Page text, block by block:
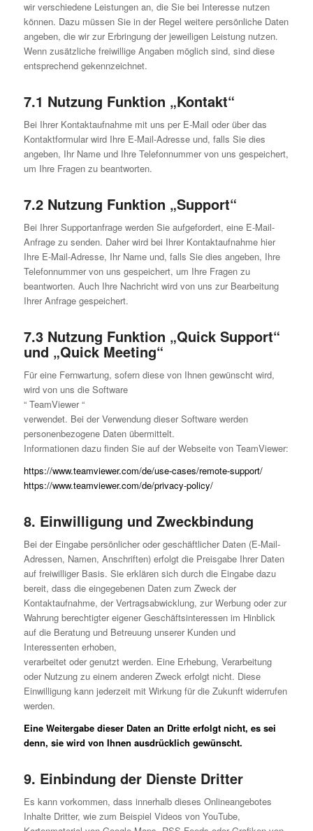
wir verschiedene Leistungen an, die Sie bei Interesse nutzen
können. Dazu müssen Sie in der Regel weitere persönliche Daten
angeben, die wir zur Erbringung der jeweiligen Leistung nutzen.
Wenn zusätzliche freiwillige Angaben möglich sind, sind diese
entsprechend gekennzeichnet.
7.1 Nutzung Funktion „Kontakt“
Bei Ihrer Kontaktaufnahme mit uns per E-Mail oder über das
Kontaktformular wird Ihre E-Mail-Adresse und, falls Sie dies
angeben, Ihr Name und Ihre Telefonnummer von uns gespeichert,
um Ihre Fragen zu beantworten.
7.2 Nutzung Funktion „Support“
Bei Ihrer Supportanfrage werden Sie aufgefordert, eine E-Mail-
Anfrage zu senden. Daher wird bei Ihrer Kontaktaufnahme hier
Ihre E-Mail-Adresse, Ihr Name und, falls Sie dies angeben, Ihre
Telefonnummer von uns gespeichert, um Ihre Fragen zu
beantworten. Auch Ihre Nachricht wird von uns zur Bearbeitung
Ihrer Anfrage gespeichert.
7.3 Nutzung Funktion „Quick Support“
und „Quick Meeting“
Für eine Fernwartung, sofern diese von Ihnen gewünscht wird,
wird von uns die Software
“ TeamViewer “
verwendet. Bei der Verwendung dieser Software werden
personenbezogene Daten übermittelt.
Informationen dazu finden Sie auf der Webseite von TeamViewer:
https://www.teamviewer.com/de/use-cases/remote-support/
https://www.teamviewer.com/de/privacy-policy/
8. Einwilligung und Zweckbindung
Bei der Eingabe persönlicher oder geschäftlicher Daten (E-Mail-
Adressen, Namen, Anschriften) erfolgt die Preisgabe Ihrer Daten
auf freiwilliger Basis. Sie erklären sich durch die Eingabe dazu
bereit, dass die eingegebenen Daten zum Zweck der
Kontaktaufnahme, der Vertragsabwicklung, zur Werbung oder zur
Wahrung berechtigter eigener Geschäftsinteressen im Hinblick
auf die Beratung und Betreuung unserer Kunden und
Interessenten erhoben,
verarbeitet oder genutzt werden. Eine Erhebung, Verarbeitung
oder Nutzung zu einem anderen Zweck erfolgt nicht. Diese
Einwilligung kann jederzeit mit Wirkung für die Zukunft widerrufen
werden.
Eine Weitergabe dieser Daten an Dritte erfolgt nicht, es sei
denn, sie wird von Ihnen ausdrücklich gewünscht.
9. Einbindung der Dienste Dritter
Es kann vorkommen, dass innerhalb dieses Onlineangebotes
Inhalte Dritter, wie zum Beispiel Videos von YouTube,